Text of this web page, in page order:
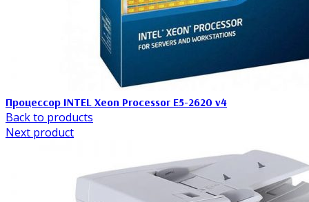
Процессор INTEL Xeon Processor E5-2620 v4
Back to products
Next product